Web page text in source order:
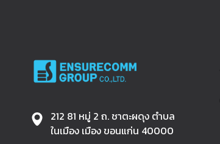
212 81 หมู่ 2 ถ. ชาตะผดุง ตำบล
ในเมือง เมือง ขอนแก่น 40000